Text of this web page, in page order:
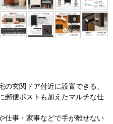
玄関ドア付近に設置できる、
郵便ポストも加えたマルチな仕
仕事・家事などで手が離せない